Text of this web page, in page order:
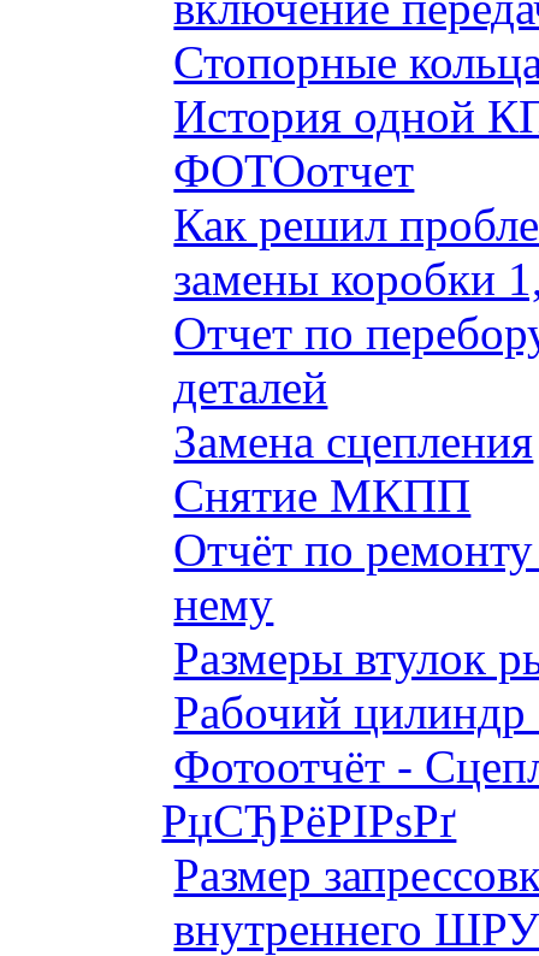
Стопорные
История одной
ФОТОотчет
Как решил
замены коробки
Отчет по
деталей
Замена сцепления
Снятие МКПП
Отчёт по
нему
Размеры втулок
Рабочий цилиндр
Фотоотчёт -
РџСЂРёРІРѕРґ
Размер
внутреннего